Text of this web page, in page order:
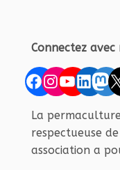
Connectez avec
FacebookX
La
respectueuse
association a